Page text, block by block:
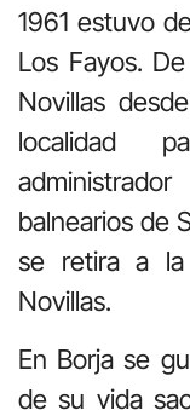
1961 estuvo
Los Fayos.
Novillas
localidad
balnearios de
se retira a la
Novillas.
En Borja se
de su vida